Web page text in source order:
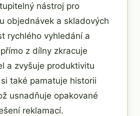
nástroj pro
objednávek a skladových
rychlého vyhledání a
z dílny zkracuje
a zvyšuje produktivitu
také pamatuje historii
usnadňuje opakované
reklamací.